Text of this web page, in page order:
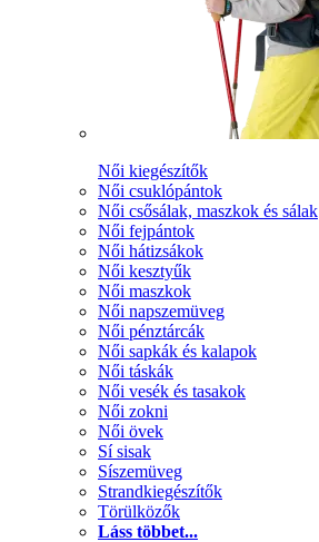
Női kiegészítők
Női csuklópántok
Női csősálak, maszkok és sálak
Női fejpántok
Női hátizsákok
Női kesztyűk
Női maszkok
Női napszemüveg
Női pénztárcák
Női sapkák és kalapok
Női táskák
Női vesék és tasakok
Női zokni
Női övek
Sí sisak
Síszemüveg
Strandkiegészítők
Törülközők
Láss többet...